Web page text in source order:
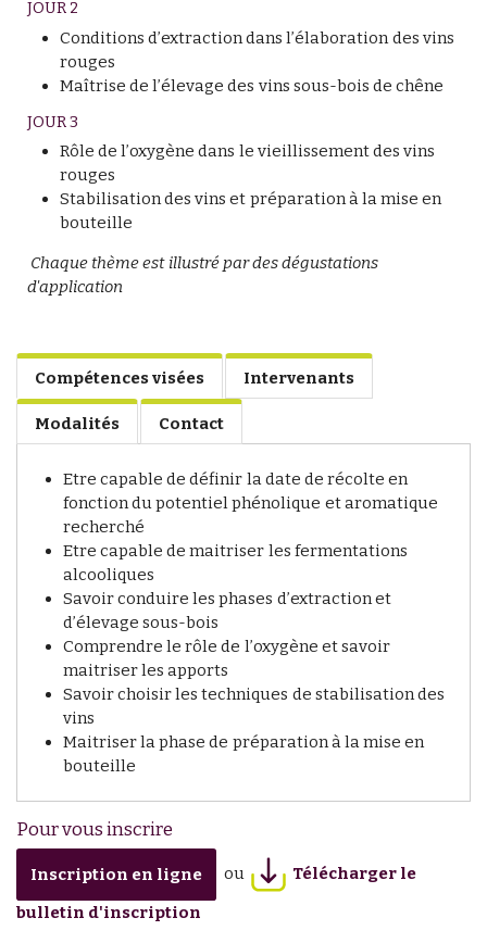
JOUR 2
Conditions d’extraction dans l’élaboration des vins
rouges
Maîtrise de l’élevage des vins sous-bois de chêne
JOUR 3
Rôle de l’oxygène dans le vieillissement des vins
rouges
Stabilisation des vins et préparation à la mise en
bouteille
Chaque thème est illustré par des dégustations
d'application
Compétences visées Intervenants
Modalités Contact
Etre capable de définir la date de récolte en
fonction du potentiel phénolique et aromatique
recherché
Etre capable de maitriser les fermentations
alcooliques
Savoir conduire les phases d’extraction et
d’élevage sous-bois
Comprendre le rôle de l’oxygène et savoir
maitriser les apports
Savoir choisir les techniques de stabilisation des
vins
Maitriser la phase de préparation à la mise en
bouteille
Pour vous inscrire
Inscription en ligne ou Télécharger le
bulletin d'inscription